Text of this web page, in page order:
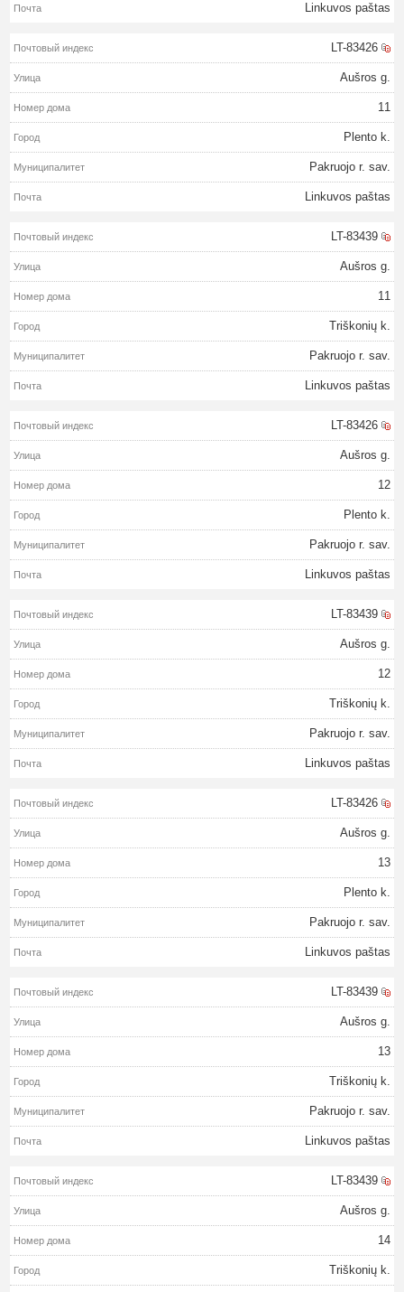
Linkuvos paštas
LT-83426
Aušros g.
11
Plento k.
Pakruojo r. sav.
Linkuvos paštas
LT-83439
Aušros g.
11
Triškonių k.
Pakruojo r. sav.
Linkuvos paštas
LT-83426
Aušros g.
12
Plento k.
Pakruojo r. sav.
Linkuvos paštas
LT-83439
Aušros g.
12
Triškonių k.
Pakruojo r. sav.
Linkuvos paštas
LT-83426
Aušros g.
13
Plento k.
Pakruojo r. sav.
Linkuvos paštas
LT-83439
Aušros g.
13
Triškonių k.
Pakruojo r. sav.
Linkuvos paštas
LT-83439
Aušros g.
14
Triškonių k.